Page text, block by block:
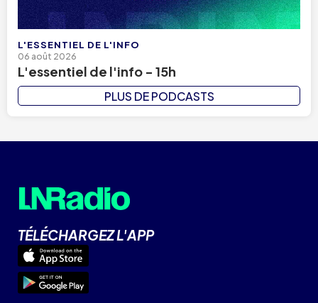
L'ESSENTIEL DE L'INFO
06 août 2026
L'essentiel de l'info - 15h
PLUS DE PODCASTS
TÉLÉCHARGEZ L'APP